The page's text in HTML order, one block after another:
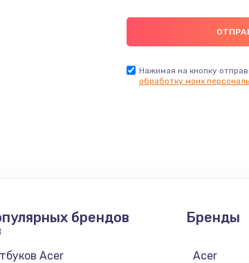
Нажимая на кнопку
обработку моих
брендов
Acer
Бренды
Acer